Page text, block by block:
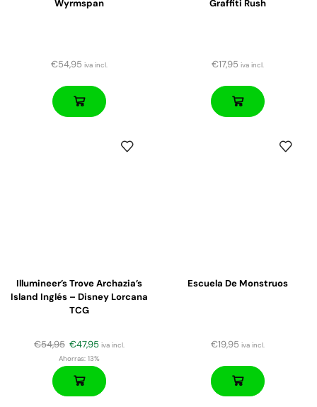
Wyrmspan
€54,95 iva incl.
Graffiti Rush
€17,95 iva incl.
Illumineer’s Trove Archazia’s
Island Inglés – Disney Lorcana
TCG
€54,95 €47,95 iva incl.
Ahorras: 13%
Escuela De Monstruos
€19,95 iva incl.